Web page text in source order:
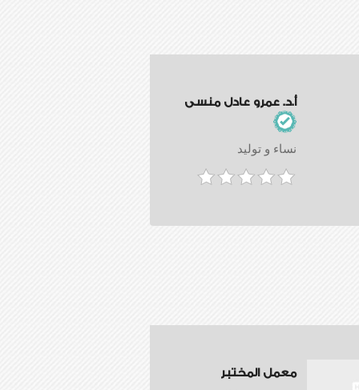
أ.د. عمرو عادل منسى
نساء و توليد
معمل المختبر